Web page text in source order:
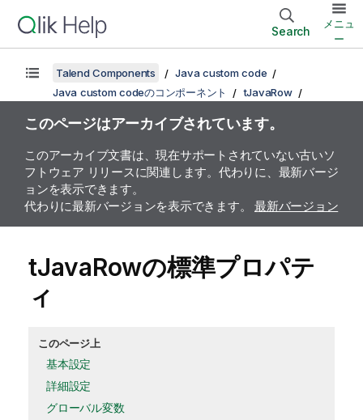
Search
メニュ
ー
Talend Components
Java custom code
Java custom codeのコンポーネント
tJavaRow
このページはアーカイブされています。
このアーカイブ文書は、現在サポートされていない古いソ
フトウェア リリースに関連します。代わりに、最新バージ
ョンを表示できます。
代わりに最新バージョンを表示できます。 最新バージョン
tJavaRowの標準プロパテ
ィ
このページ上
基本設定
詳細設定
グローバル変数